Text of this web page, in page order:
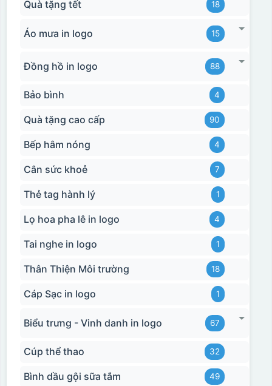
đây là kiểu hộp quay xách lót lụa chỉ khác là thêm quai
thêm tiền
Quà tặng tết 18
Áo mưa in logo 15
Đồng hồ in logo 88
Bảo bình 4
Quà tặng cao cấp 90
Bếp hâm nóng 4
Cân sức khoẻ 7
Thẻ tag hành lý 1
Lọ hoa pha lê in logo 4
Tai nghe in logo 1
Thân Thiện Môi trường 18
Cáp Sạc in logo 1
Biểu trưng - Vinh danh in logo 67
Cúp thể thao 32
Bình dầu gội sữa tắm 49